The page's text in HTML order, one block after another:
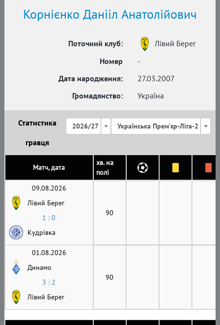
Корнієнко Данііл Анатолійович
Поточний клуб:
Лівий Берег
Номер
-
Дата народження:
27.03.2007
Громадянство:
Україна
Статистика
гравця
2026/27 Українська Премʼєр-Ліга-2
Матч, дата
хв. на
полі
09.08.2026
Лівий Берег
1 : 0
Кудрівка
90
01.08.2026
Динамо
3 : 2
Лівий Берег
90